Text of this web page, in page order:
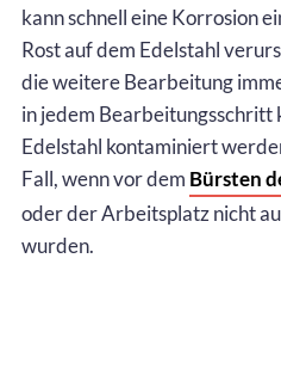
kann schnell eine Korrosion
Rost auf dem Edelstahl
die weitere Bearbeitung
in jedem Bearbeitungsschritt
Edelstahl kontaminiert
Fall, wenn vor dem Bürsten
oder der Arbeitsplatz nicht
wurden.